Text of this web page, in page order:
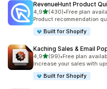
RevenueHunt Product
4,95 yıldız üzerinden
(430)
toplam 430 değerlendirme
•Free plan
Product recommendation
Built for Shopify
Kaching Sales & Email
4,95 yıldız üzerinden
(99)
toplam 99 değerlendirme
•Free plan
Increase your sales with
Built for Shopify